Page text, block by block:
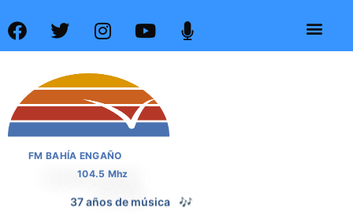
FM BAHÍA ENGAÑO
104.5 Mhz
37 años de noticias 📰